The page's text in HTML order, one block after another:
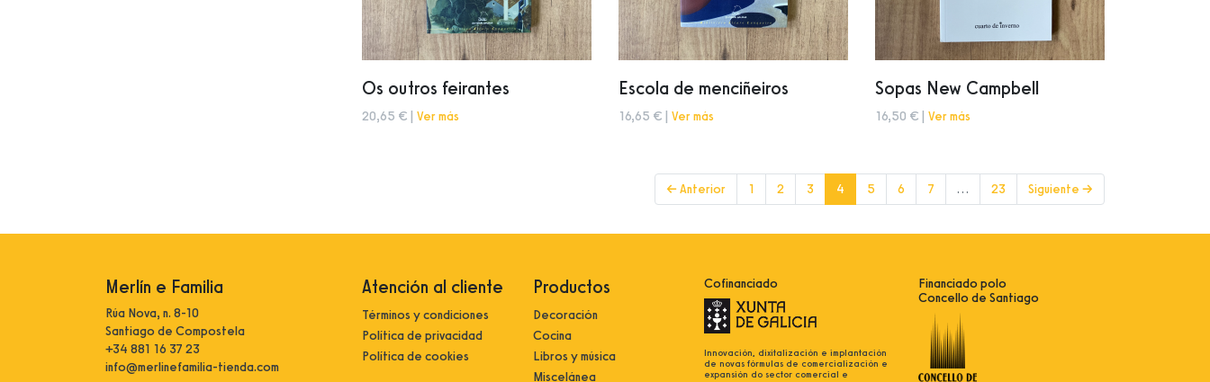
Os outros feirantes
20,65 € | Ver más
Escola de menciñeiros
16,65 € | Ver más
Sopas New Campbell
16,50 € | Ver más
← Anterior 1 2 3 4 (current)
5 6 7 … 23 Siguiente →
Merlín e Familia
Rúa Nova, n. 8-10
Santiago de Compostela
+34 881 16 37 23
info@merlinefamilia-tienda.com
Atención al cliente
Términos y condiciones
Política de privacidad
Política de cookies
Productos
Decoración
Cocina
Libros y música
Miscelánea
Cofinanciado
Innovación, dixitalización e implantación
de novas fórmulas de comercialización e
expansión do sector comercial e
Financiado polo
Concello de Santiago